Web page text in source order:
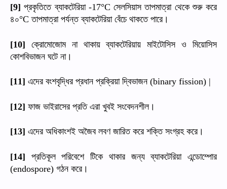
[9] প্রকৃতিতে ব্যাকটেরিয়া-17°C সেলসিয়াস তাপমাত্রা থেকে শুরু করে
৪০°Cতাপমাত্রা পর্যন্ত ব্যাকটেরিয়া বেঁচে থাকতে পারে।
[10] ক্রোমোজোম না থাকায় ব্যাকটেরিয়ায় মাইটোসিস ও মিয়োসিস
কোশবিভাজন ঘটে না।
[11] এদের বংশবৃদ্ধির প্রধান প্রক্রিয়া দ্বিভাজন (binary fission) |
[12] ফাজ ভাইরাসের প্রতি এরা খুবই সংবেদনশীল।
[13] এদের অধিকাংশই অজৈব লবণ জারিত করে শক্তি সংগ্রহ করে।
[14] প্রতিকূল পরিবেশে টিকে থাকার জন্য ব্যাকটেরিয়া এন্ডোম্পোর
(endospore) গঠন করে।